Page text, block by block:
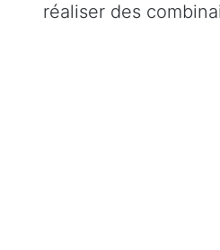
réaliser des